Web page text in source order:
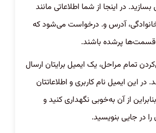
بسازید. در اینجا از شما اطلاعاتی مانند
آدرس و. درخواست می‌شود که
قسمت‌ها پر‌شده باشند.
تمام مراحل، یک ایمیل برایتان ارسال
این ایمیل نام کاربری و اطلاعاتتان
بنابراین از آن به‌خوبی نگهداری کنید و
را در جایی بنویسید.